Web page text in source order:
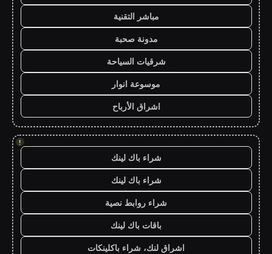
مباشر التقنية
مدونة صحبة
شرقيات السياحة
موسوعة انوار
اشراق الأرباح
!
شراء باك لينك
شراء باك لينك
شراء روابط نصية
باقات باك لينك
اشراق لنك، شراء باكلينكات